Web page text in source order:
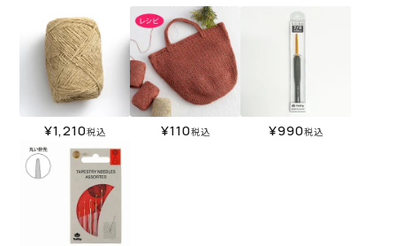
¥1,210税込 ¥110税込 ¥990税込